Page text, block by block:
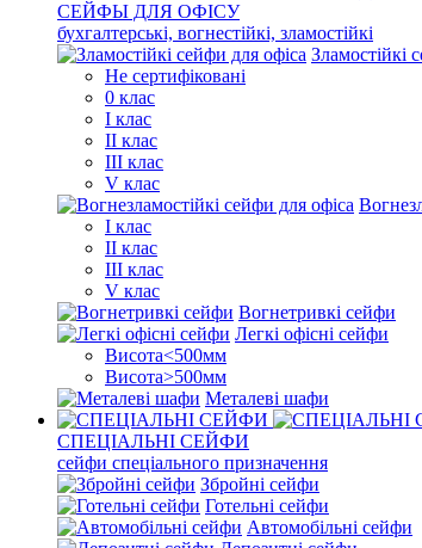
СЕЙФЫ ДЛЯ ОФІСУ
бухгалтерські, вогнестійкі, зламостійкі
Зламостійкі
Не сертифіковані
0 клас
I клас
II клас
III клас
V клас
I клас
II клас
III клас
V клас
Вогнетривкі сейфи
Легкі офісні сейфи
Висота<500мм
Висота>500мм
Металеві шафи
СПЕЦІАЛЬНІ СЕЙФИ
сейфи спеціального призначення
Збройні сейфи
Готельні сейфи
Автомобільні сейфи